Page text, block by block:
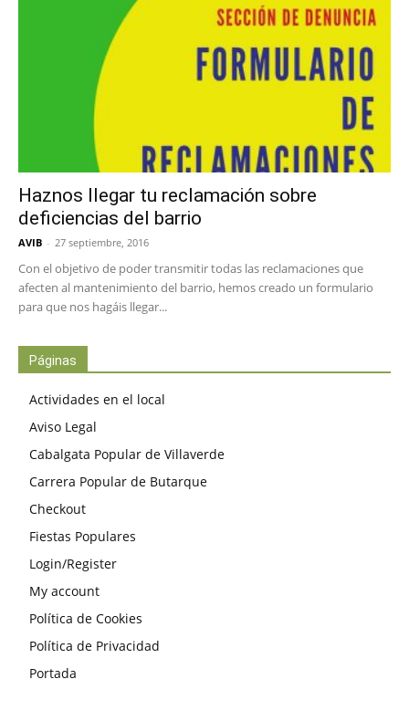
Haznos llegar tu reclamación sobre
deficiencias del barrio
AVIB - 27 septiembre, 2016
Con el objetivo de poder transmitir todas las reclamaciones que
afecten al mantenimiento del barrio, hemos creado un formulario
para que nos hagáis llegar...
Páginas
Actividades en el local
Aviso Legal
Cabalgata Popular de Villaverde
Carrera Popular de Butarque
Checkout
Fiestas Populares
Login/Register
My account
Política de Cookies
Política de Privacidad
Portada